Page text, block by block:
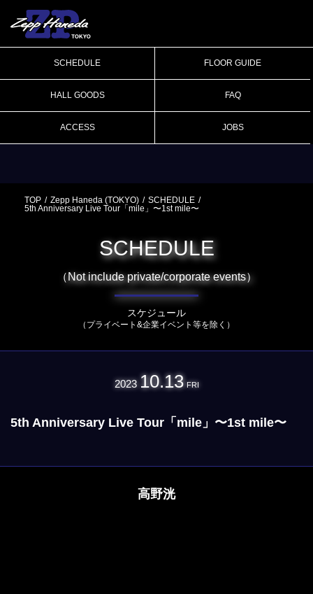
SCHEDULE FLOOR GUIDE
HALL GOODS FAQ
ACCESS JOBS
TOP Zepp Haneda (TOKYO)
SCHEDULE
5th Anniversary Live Tour「mile」〜1st mile〜
SCHEDULE
（Not include private/corporate events）
スケジュール
（プライベート&企業イベント等を除く）
2023 10.13 FRI
5th Anniversary Live Tour「mile」〜1st mile〜
高野洸